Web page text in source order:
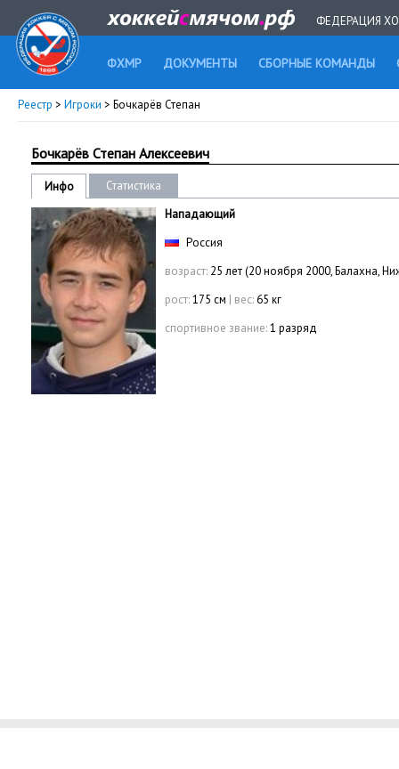
ФЕДЕРАЦИЯ
ФХМР ДОКУМЕНТЫ СБОРНЫЕ КОМАНДЫ
Реестр > Игроки > Бочкарёв Степан
Бочкарёв Степан Алексеевич
Инфо
Статистика
Нападающий
Россия
возраст: 25 лет (20 ноября 2000, Балахна,
рост:175 см | вес:65 кг
спортивное звание:1 разряд